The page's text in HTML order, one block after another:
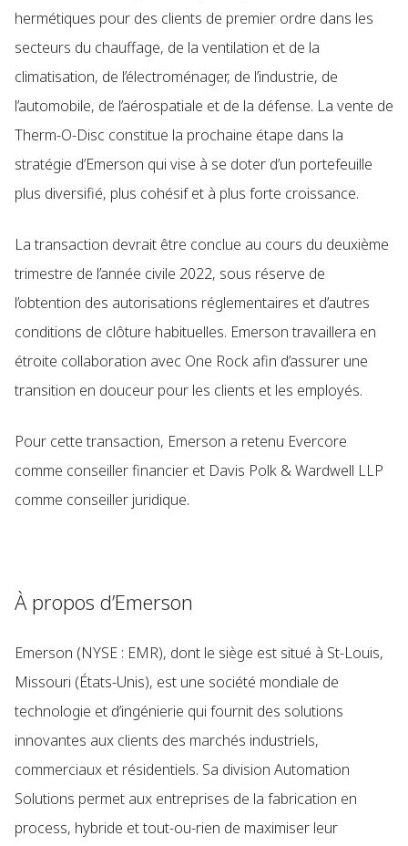
hermétiques pour des clients de premier ordre dans les
secteurs du chauffage, de la ventilation et de la
climatisation, de l’électroménager, de l’industrie, de
l’automobile, de l’aérospatiale et de la défense. La vente de
Therm-O-Disc constitue la prochaine étape dans la
stratégie d’Emerson qui vise à se doter d’un portefeuille
plus diversifié, plus cohésif et à plus forte croissance.
La transaction devrait être conclue au cours du deuxième
trimestre de l’année civile 2022, sous réserve de
l’obtention des autorisations réglementaires et d’autres
conditions de clôture habituelles. Emerson travaillera en
étroite collaboration avec One Rock afin d’assurer une
transition en douceur pour les clients et les employés.
Pour cette transaction, Emerson a retenu Evercore
comme conseiller financier et Davis Polk & Wardwell LLP
comme conseiller juridique.
À propos d’Emerson
Emerson (NYSE : EMR), dont le siège est situé à St-Louis,
Missouri (États-Unis), est une société mondiale de
technologie et d’ingénierie qui fournit des solutions
innovantes aux clients des marchés industriels,
commerciaux et résidentiels. Sa division Automation
Solutions permet aux entreprises de la fabrication en
process, hybride et tout-ou-rien de maximiser leur